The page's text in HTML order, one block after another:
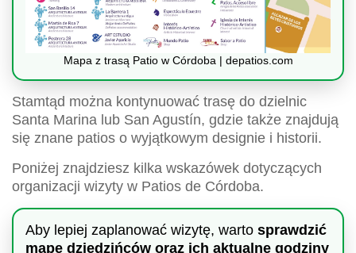
Mapa z trasą Patio w Córdoba | depatios.com
Stamtąd można kontynuować trasę do dzielnic
Santa Marina lub San Agustín, gdzie także znajdują
się znane patios o wyjątkowym designie i historii.
Poniżej znajdziesz kilka wskazówek dotyczących
organizacji wizyty w Patios de Córdoba.
Aby lepiej zaplanować wizytę, warto sprawdzić
mapę dziedzińców oraz ich aktualne godziny